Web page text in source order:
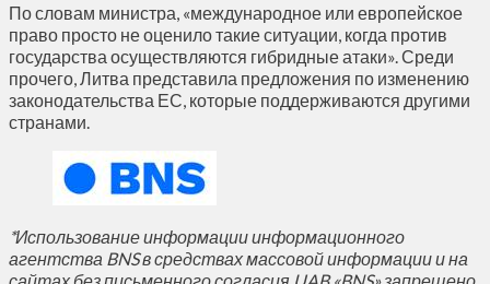
По словам министра, «международное или европейское
право просто не оценило такие ситуации, когда против
государства осуществляются гибридные атаки». Среди
прочего, Литва представила предложения по изменению
законодательства ЕС, которые поддерживаются другими
странами.
*Использование информации информационного
агентства BNS в средствах массовой информации и на